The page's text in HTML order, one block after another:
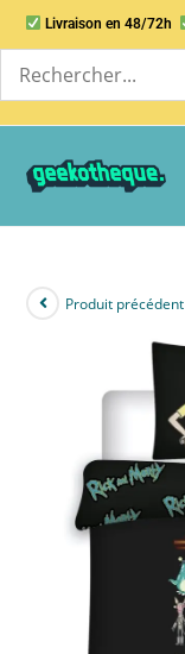
Livraison en 48/72h
Produit précédent